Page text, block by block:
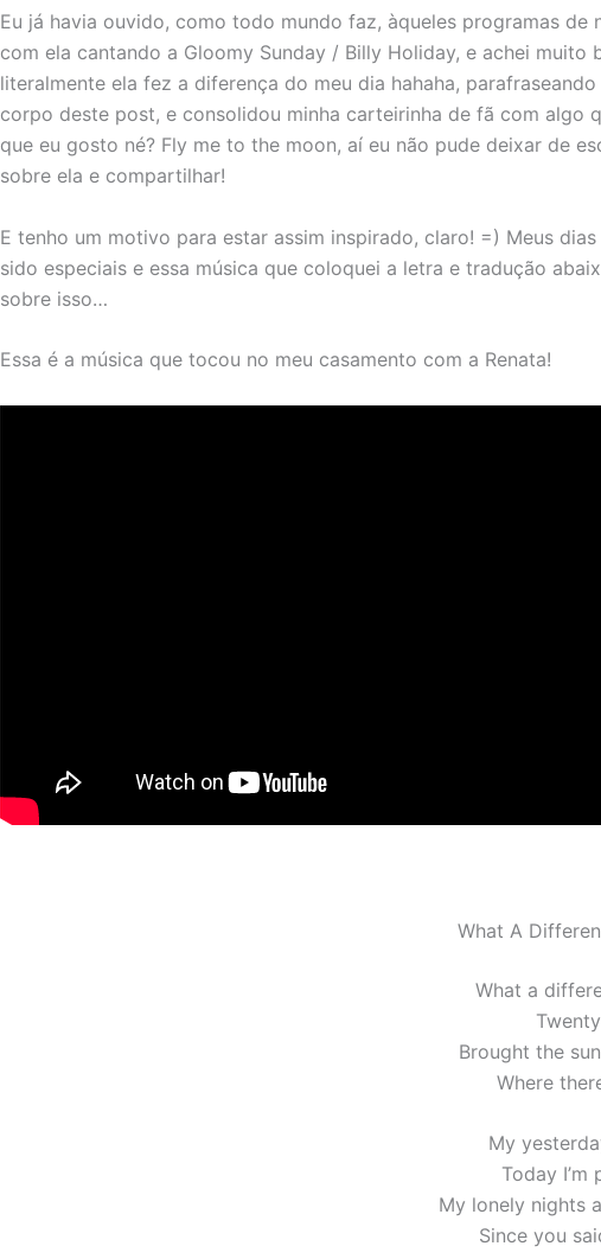
Eu já havia ouvido, como todo mundo faz, àqueles programas de
com ela cantando a Gloomy Sunday / Billy Holiday, e achei muito
literalmente ela fez a diferença do meu dia hahaha,
corpo deste post, e consolidou minha carteirinha de fã com algo
que eu gosto né? Fly me to the moon, aí eu não pude deixar de
sobre ela e compartilhar!
E tenho um motivo para estar assim inspirado, claro! =) Meus
sido especiais e essa música que coloquei a letra e tradução
sobre isso…
Essa é a música que tocou no meu casamento com a Renata!
What A
What a
Brought the
Where
My
Today
My lonely nights
Since you